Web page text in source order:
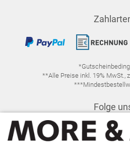
**Alle Preise inkl. 19% MwSt.,
Folge